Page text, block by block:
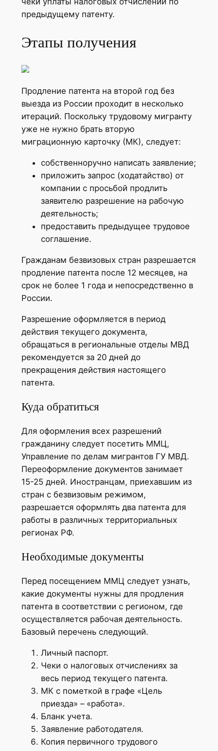
предыдущему патенту.
Этапы получения
Продление патента на второй год без
выезда из России проходит в несколько
итераций. Поскольку трудовому мигранту
уже не нужно брать вторую
миграционную карточку (МК), следует:
собственноручно написать заявление;
приложить запрос (ходатайство) от
компании с просьбой продлить
заявителю разрешение на рабочую
деятельность;
предоставить предыдущее трудовое
соглашение.
Гражданам безвизовых стран разрешается
продление патента после 12 месяцев, на
срок не более 1 года и непосредственно в
России.
Разрешение оформляется в период
действия текущего документа,
обращаться в региональные отделы МВД
рекомендуется за 20 дней до
прекращения действия настоящего
патента.
Куда обратиться
Для оформления всех разрешений
гражданину следует посетить ММЦ,
Управление по делам мигрантов ГУ МВД.
Переоформление документов занимает
15-25 дней. Иностранцам, приехавшим из
стран с безвизовым режимом,
разрешается оформлять два патента для
работы в различных территориальных
регионах РФ.
Необходимые документы
Перед посещением ММЦ следует узнать,
какие документы нужны для продления
патента в соответствии с регионом, где
осуществляется рабочая деятельность.
Базовый перечень следующий.
Личный паспорт.
Чеки о налоговых отчислениях за
весь период текущего патента.
МК с пометкой в графе «Цель
приезда» – «работа».
Бланк учета.
Заявление работодателя.
Копия первичного трудового